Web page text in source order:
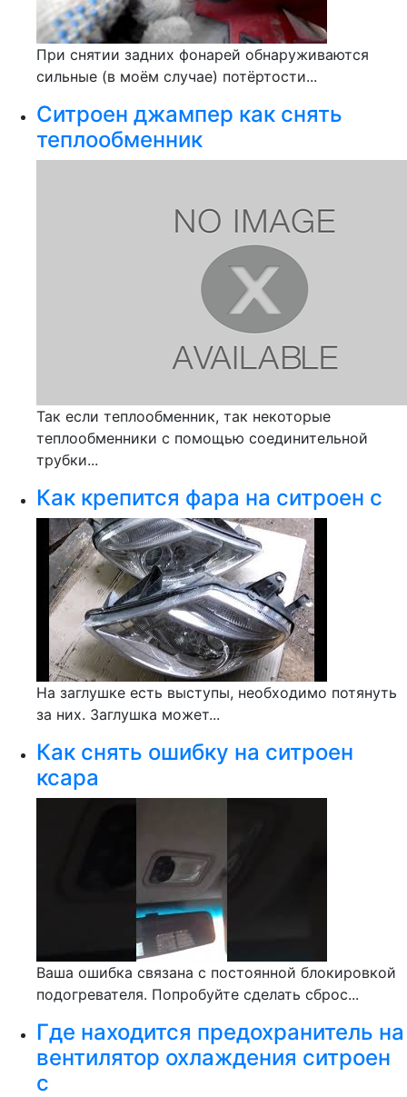
При снятии задних фонарей обнаруживаются
сильные (в моём случае) потёртости...
Ситроен джампер как снять
теплообменник
Так если теплообменник, так некоторые
теплообменники с помощью соединительной
трубки...
Как крепится фара на ситроен с
На заглушке есть выступы, необходимо потянуть
за них. Заглушка может...
Как снять ошибку на ситроен
ксара
Ваша ошибка связана с постоянной блокировкой
подогревателя. Попробуйте сделать сброс...
Где находится предохранитель на
вентилятор охлаждения ситроен
с